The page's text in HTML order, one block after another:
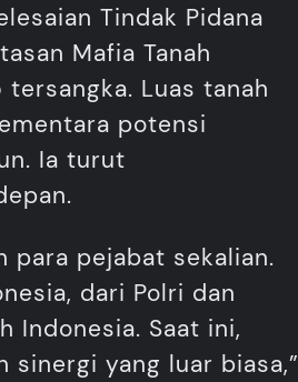
Tindak Pidana
Mafia Tanah
Luas tanah
potensi
Ia turut
para pejabat sekalian.
dari Polri dan
Indonesia. Saat ini,
yang luar biasa,”